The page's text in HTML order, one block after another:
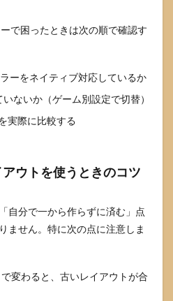
で困ったときは次の順で確認す
ーをネイティブ対応しているか
ないか（ゲーム別設定で切替）
実際に比較する
ウトを使うときのコツ
自分で一から作らずに済む」点
ません。特に次の点に注意しま
変わると、古いレイアウトが合